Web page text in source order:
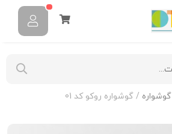
گوشواره / گوشواره روکو کد 01